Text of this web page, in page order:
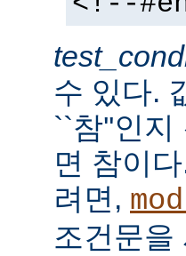
수 있다.
``참''인지
면 참이
려면,
조건문을